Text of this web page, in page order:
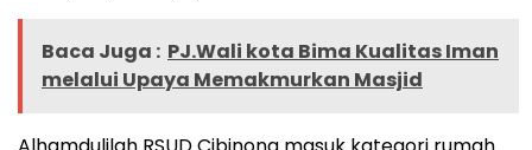
Baca Juga : PJ.Wali kota Bima Kualitas Iman
melalui Upaya Memakmurkan Masjid